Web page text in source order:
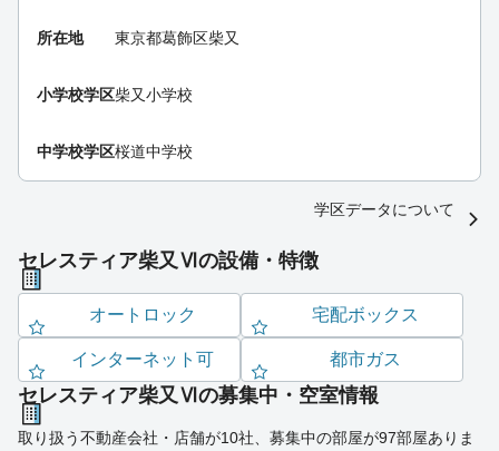
所在地 東京都葛飾区柴又
小学校学区柴又小学校
中学校学区桜道中学校
学区データについて
セレスティア柴又Ⅵの設備・特徴
オートロック 宅配ボックス
インターネット可 都市ガス
セレスティア柴又Ⅵの募集中・空室情報
取り扱う不動産会社・店舗が10社、募集中の部屋が97部屋ありま